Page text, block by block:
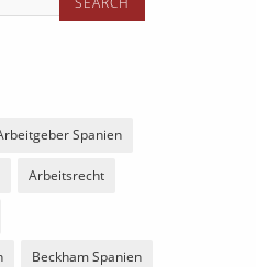
Spanien
Arbeitsrecht
Beckham Spanien